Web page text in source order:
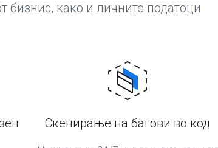
бизнис, како и личните податоци
Скенирање на багови во код